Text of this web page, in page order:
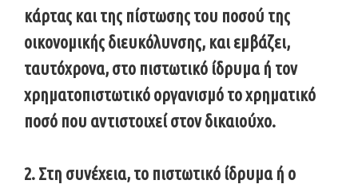
κάρτας και της πίστωσης του ποσού της
οικονομικής διευκόλυνσης, και εμβάζει,
ταυτόχρονα, στο πιστωτικό ίδρυμα ή τον
χρηματοπιστωτικό οργανισμό το χρηματικό
ποσό που αντιστοιχεί στον δικαιούχο.
2. Στη συνέχεια, το πιστωτικό ίδρυμα ή ο